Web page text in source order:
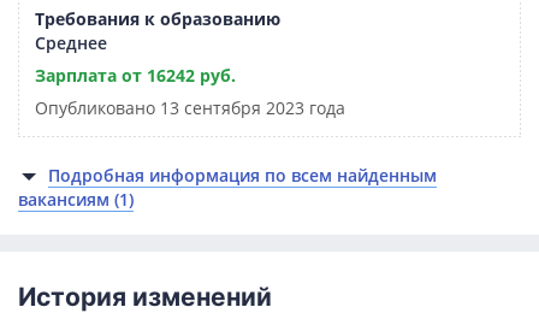
Требования к образованию
Среднее
Зарплата от 16242 руб.
Опубликовано 13 сентября 2023 года
Подробная информация по всем найденным
вакансиям (1)
История изменений